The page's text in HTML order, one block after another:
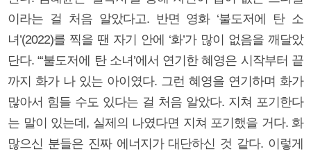
이라는 걸 처음 알았다고. 반면 영화 ‘불도저에 탄 소
녀’(2022)를 찍을 땐 자기 안에 ‘화’가 많이 없음을 깨달았
단다. “‘불도저에 탄 소녀’에서 연기한 혜영은 시작부터 끝
까지 화가 나 있는 아이였다. 그런 혜영을 연기하며 화가
많아서 힘들 수도 있다는 걸 처음 알았다. 지쳐 포기한다
는 말이 있는데, 실제의 나였다면 지쳐 포기했을 거다. 화
많으신 분들은 진짜 에너지가 대단하신 것 같다. 이렇게